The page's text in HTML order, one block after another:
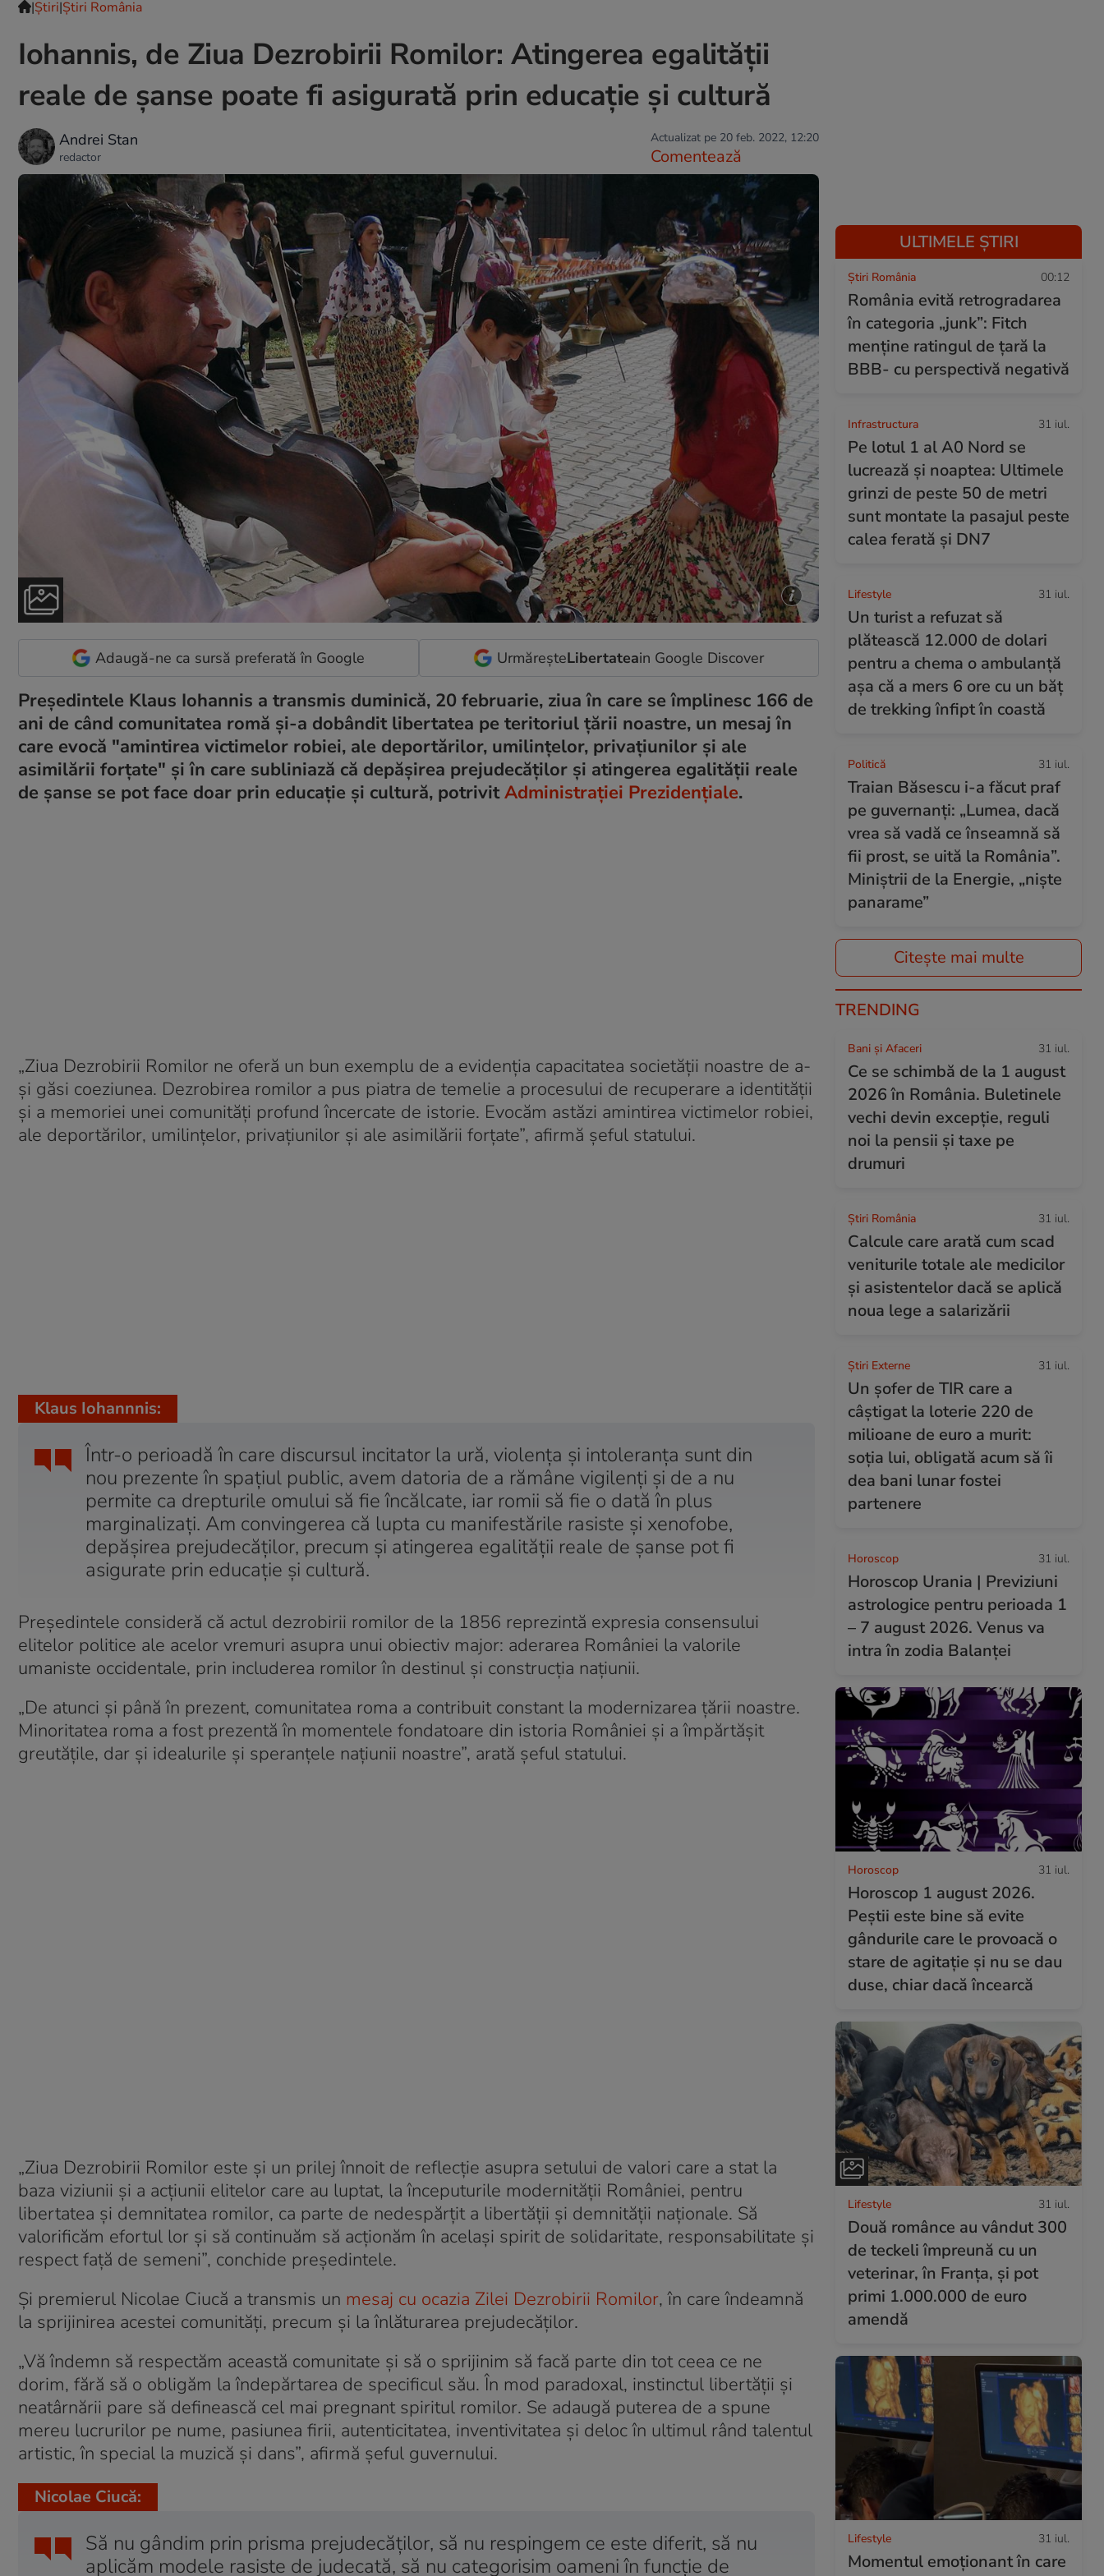
|Ştiri|Știri România
Iohannis, de Ziua Dezrobirii Romilor: Atingerea egalității
reale de șanse poate fi asigurată prin educație și cultură
Andrei Stan
redactor
Actualizat pe 20 feb. 2022, 12:20
Comentează
Adaugă-ne ca sursă preferată în Google UrmăreșteLibertateain Google Discover
Președintele Klaus Iohannis a transmis duminică, 20 februarie, ziua în care se împlinesc 166 de
ani de când comunitatea romă și-a dobândit libertatea pe teritoriul țării noastre, un mesaj în
care evocă "amintirea victimelor robiei, ale deportărilor, umilințelor, privațiunilor și ale
asimilării forțate" și în care subliniază că depășirea prejudecăților și atingerea egalității reale
de șanse se pot face doar prin educație și cultură, potrivitAdministrației Prezidențiale.
„Ziua Dezrobirii Romilor ne oferă un bun exemplu de a evidenția capacitatea societății noastre de a-
și găsi coeziunea. Dezrobirea romilor a pus piatra de temelie a procesului de recuperare a identității
și a memoriei unei comunități profund încercate de istorie. Evocăm astăzi amintirea victimelor robiei,
ale deportărilor, umilințelor, privațiunilor și ale asimilării forțate”, afirmă șeful statului.
Într-o perioadă în care discursul incitator la ură, violența și intoleranța sunt din
nou prezente în spațiul public, avem datoria de a rămâne vigilenți și de a nu
permite ca drepturile omului să fie încălcate, iar romii să fie o dată în plus
marginalizați. Am convingerea că lupta cu manifestările rasiste și xenofobe,
depășirea prejudecăților, precum și atingerea egalității reale de șanse pot fi
asigurate prin educație și cultură.
Klaus Iohannnis:
Președintele consideră că actul dezrobirii romilor de la 1856 reprezintă expresia consensului
elitelor politice ale acelor vremuri asupra unui obiectiv major: aderarea României la valorile
umaniste occidentale, prin includerea romilor în destinul și construcția națiunii.
„De atunci și până în prezent, comunitatea roma a contribuit constant la modernizarea țării noastre.
Minoritatea roma a fost prezentă în momentele fondatoare din istoria României și a împărtășit
greutățile, dar și idealurile și speranțele națiunii noastre”, arată șeful statului.
„Ziua Dezrobirii Romilor este și un prilej înnoit de reflecție asupra setului de valori care a stat la
baza viziunii și a acțiunii elitelor care au luptat, la începuturile modernității României, pentru
libertatea și demnitatea romilor, ca parte de nedespărțit a libertății și demnității naționale. Să
valorificăm efortul lor și să continuăm să acționăm în același spirit de solidaritate, responsabilitate și
respect față de semeni”, conchide președintele.
Și premierul Nicolae Ciucă a transmis un mesaj cu ocazia Zilei Dezrobirii Romilor, în care îndeamnă
la sprijinirea acestei comunităţi, precum și la înlăturarea prejudecăţilor.
„Vă îndemn să respectăm această comunitate și să o sprijinim să facă parte din tot ceea ce ne
dorim, fără să o obligăm la îndepărtarea de specificul său. În mod paradoxal, instinctul libertății și
neatârnării pare să definească cel mai pregnant spiritul romilor. Se adaugă puterea de a spune
mereu lucrurilor pe nume, pasiunea firii, autenticitatea, inventivitatea și deloc în ultimul rând talentul
artistic, în special la muzică și dans”, afirmă șeful guvernului.
Să nu gândim prin prisma prejudecăților, să nu respingem ce este diferit, să nu
aplicăm modele rasiste de judecată, să nu categorisim oameni în funcție de
Nicolae Ciucă:
ULTIMELE ȘTIRI
Știri România 00:12
România evită retrogradarea
în categoria „junk”: Fitch
menține ratingul de țară la
BBB- cu perspectivă negativă
Infrastructura 31 iul.
Pe lotul 1 al A0 Nord se
lucrează și noaptea: Ultimele
grinzi de peste 50 de metri
sunt montate la pasajul peste
calea ferată și DN7
Lifestyle 31 iul.
Un turist a refuzat să
plătească 12.000 de dolari
pentru a chema o ambulanță
așa că a mers 6 ore cu un băț
de trekking înfipt în coastă
Politică 31 iul.
Traian Băsescu i-a făcut praf
pe guvernanți: „Lumea, dacă
vrea să vadă ce înseamnă să
fii prost, se uită la România”.
Miniștrii de la Energie, „niște
panarame”
Citește mai multe
TRENDING
Bani și Afaceri 31 iul.
Ce se schimbă de la 1 august
2026 în România. Buletinele
vechi devin excepție, reguli
noi la pensii și taxe pe
drumuri
Știri România 31 iul.
Calcule care arată cum scad
veniturile totale ale medicilor
și asistentelor dacă se aplică
noua lege a salarizării
Știri Externe 31 iul.
Un șofer de TIR care a
câștigat la loterie 220 de
milioane de euro a murit:
soția lui, obligată acum să îi
dea bani lunar fostei
partenere
Horoscop 31 iul.
Horoscop Urania | Previziuni
astrologice pentru perioada 1
– 7 august 2026. Venus va
intra în zodia Balanței
Horoscop 31 iul.
Horoscop 1 august 2026.
Peștii este bine să evite
gândurile care le provoacă o
stare de agitație și nu se dau
duse, chiar dacă încearcă
Lifestyle 31 iul.
Două românce au vândut 300
de teckeli împreună cu un
veterinar, în Franța, și pot
primi 1.000.000 de euro
amendă
Lifestyle 31 iul.
Momentul emoționant în care